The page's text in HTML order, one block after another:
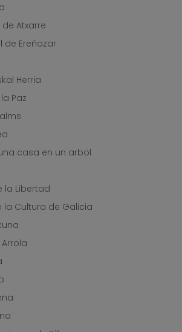
Atxarre
de Ereñozar
Herria
Paz
casa en un arbol
la Libertad
la Cultura de Galicia